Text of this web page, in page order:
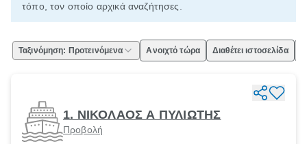
τόπο, τον οποίο αρχικά αναζήτησες.
Ταξινόμηση: Προτεινόμενα Ανοιχτό τώρα Διαθέτει ιστοσελίδα
1. ΝΙΚΟΛΑΟΣ Α ΠΥΛΙΩΤΗΣ
Προβολή